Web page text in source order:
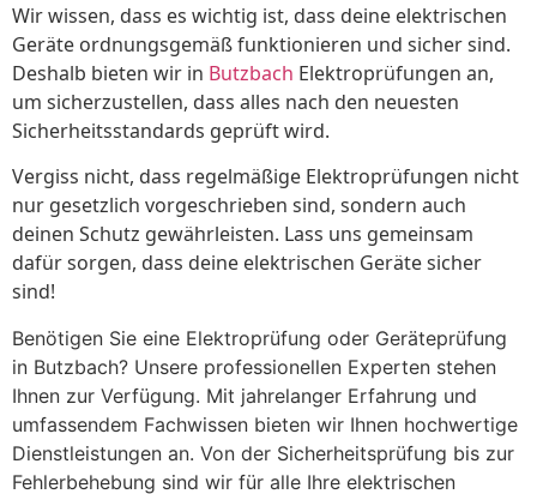
Wir wissen, dass es wichtig ist, dass deine elektrischen
Geräte ordnungsgemäß funktionieren und sicher sind.
Deshalb bieten wir in Butzbach Elektroprüfungen an,
um sicherzustellen, dass alles nach den neuesten
Sicherheitsstandards geprüft wird.
Vergiss nicht, dass regelmäßige Elektroprüfungen nicht
nur gesetzlich vorgeschrieben sind, sondern auch
deinen Schutz gewährleisten. Lass uns gemeinsam
dafür sorgen, dass deine elektrischen Geräte sicher
sind!
Benötigen Sie eine Elektroprüfung oder Geräteprüfung
in Butzbach? Unsere professionellen Experten stehen
Ihnen zur Verfügung. Mit jahrelanger Erfahrung und
umfassendem Fachwissen bieten wir Ihnen hochwertige
Dienstleistungen an. Von der Sicherheitsprüfung bis zur
Fehlerbehebung sind wir für alle Ihre elektrischen